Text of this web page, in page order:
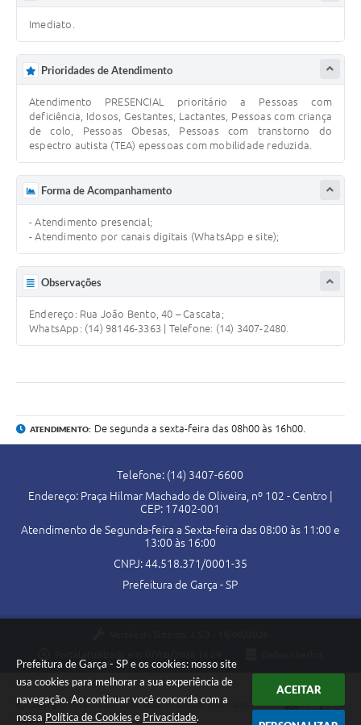
Prefeitura de Garça - SP e os cookies: nosso site
usa cookies para melhorar a sua experiência de
navegação. Ao continuar você concorda com a
nossa Política de Cookies e Privacidade.
ACEITAR
Imediato.
Prioridades de Atendimento
Atendimento PRESENCIAL prioritário a Pessoas com
deficiência, Idosos, Gestantes, Lactantes, Pessoas com criança
de colo, Pessoas Obesas, Pessoas com transtorno do
espectro autista (TEA) epessoas com mobilidade reduzida.
Forma de Acompanhamento
- Atendimento presencial;
- Atendimento por canais digitais (WhatsApp e site);
Observações
Endereço: Rua João Bento, 40 – Cascata;
WhatsApp: (14) 98146-3363 | Telefone: (14) 3407-2480.
ATENDIMENTO: De segunda a sexta-feira das 08h00 às 16h00.
Telefone: (14) 3407-6600
Endereço: Praça Hilmar Machado de Oliveira, nº 102 - Centro |
CEP: 17402-001
Atendimento de Segunda-feira a Sexta-feira das 08:00 às 11:00 e
13:00 às 16:00
CNPJ: 44.518.371/0001-35
Prefeitura de Garça - SP
Copyright Instar - 2006-2026. Todos os direitos reservados -
Instar Tecnologia